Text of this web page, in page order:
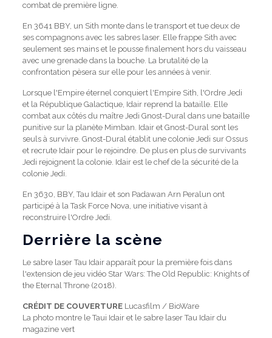
combat de première ligne.
En 3641 BBY, un Sith monte dans le transport et tue deux de
ses compagnons avec les sabres laser. Elle frappe Sith avec
seulement ses mains et le pousse finalement hors du vaisseau
avec une grenade dans la bouche. La brutalité de la
confrontation pèsera sur elle pour les années à venir.
Lorsque l'Empire éternel conquiert l'Empire Sith, l'Ordre Jedi
et la République Galactique, Idair reprend la bataille. Elle
combat aux côtés du maître Jedi Gnost-Dural dans une bataille
punitive sur la planète Mimban. Idair et Gnost-Dural sont les
seuls à survivre. Gnost-Dural établit une colonie Jedi sur Ossus
et recrute Idair pour le rejoindre. De plus en plus de survivants
Jedi rejoignent la colonie. Idair est le chef de la sécurité de la
colonie Jedi.
En 3630, BBY, Tau Idair et son Padawan Arn Peralun ont
participé à la Task Force Nova, une initiative visant à
reconstruire l'Ordre Jedi.
Derrière la scène
Le sabre laser Tau Idair apparaît pour la première fois dans
l'extension de jeu vidéo Star Wars: The Old Republic: Knights of
the Eternal Throne (2018).
CRÉDIT DE COUVERTURE Lucasfilm / BioWare
La photo montre le Taui Idair et le sabre laser Tau Idair du
magazine vert